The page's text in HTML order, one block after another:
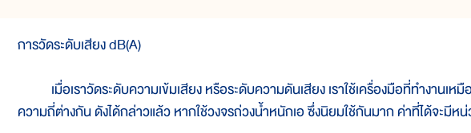
การวัดระดับเสียง dB(A)
เมื่อเราวัดระดับความเข้มเสียง หรือระดับความดันเสียง เราใช้เครื่องมือที่ทำงานเห
ความถี่ต่างกัน ดังได้กล่าวแล้ว หากใช้วงจรถ่วงน้ำหนักเอ ซึ่งนิยมใช้กันมาก ค่าที่ได้จะมีหน่